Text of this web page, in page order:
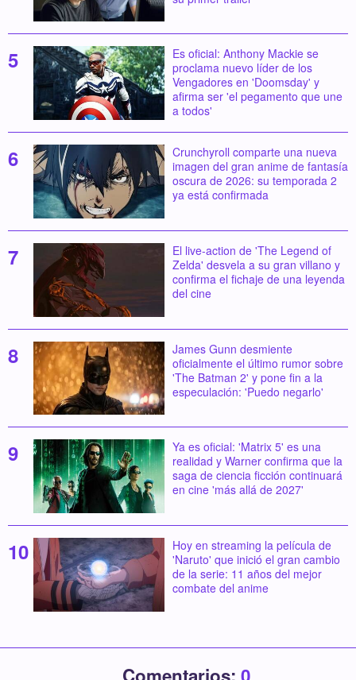
Es oficial: Anthony Mackie se
proclama nuevo líder de los
Vengadores en 'Doomsday' y
afirma ser 'el pegamento que une
a todos'
Crunchyroll comparte una nueva
imagen del gran anime de fantasía
oscura de 2026: su temporada 2
ya está confirmada
El live-action de 'The Legend of
Zelda' desvela a su gran villano y
confirma el fichaje de una leyenda
del cine
James Gunn desmiente
oficialmente el último rumor sobre
'The Batman 2' y pone fin a la
especulación: 'Puedo negarlo'
Ya es oficial: 'Matrix 5' es una
realidad y Warner confirma que la
saga de ciencia ficción continuará
en cine 'más allá de 2027'
Hoy en streaming la película de
'Naruto' que inició el gran cambio
de la serie: 11 años del mejor
combate del anime